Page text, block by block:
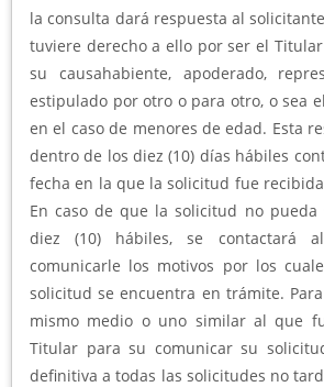
la consulta dará respuesta al
tuviere derecho a ello por ser el
su causahabiente, apoderado,
estipulado por otro o para otro, o sea
en el caso de menores de edad. Esta
dentro de los diez (10) días hábiles
fecha en la que la solicitud fue
En caso de que la solicitud no
diez (10) hábiles, se contactará
comunicarle los motivos por los
solicitud se encuentra en trámite.
mismo medio o uno similar al que
Titular para su comunicar su
definitiva a todas las solicitudes no